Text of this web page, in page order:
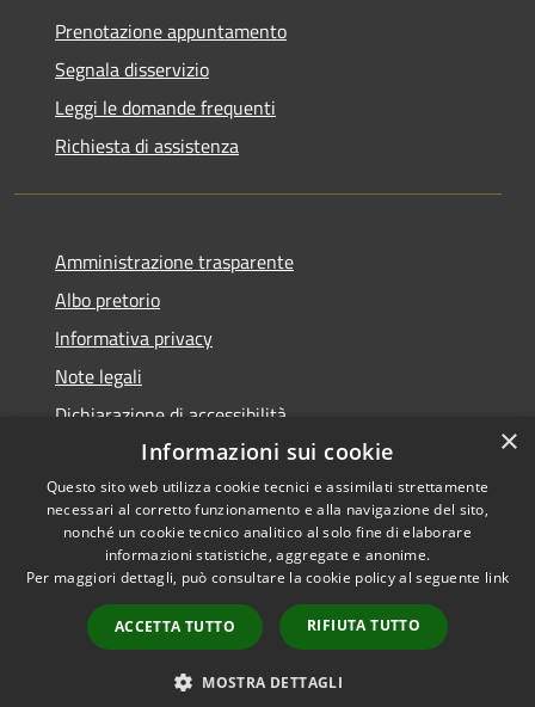
Prenotazione appuntamento
Segnala disservizio
Leggi le domande frequenti
Richiesta di assistenza
Amministrazione trasparente
Albo pretorio
Informativa privacy
Note legali
Dichiarazione di accessibilità
Accessibilità
Privacy
Mappa del sito
Feedback accessibilità
Copyright © 2026 • Comune di
Visco • Powered by
Municipium
Accesso
redazione
×
Informazioni sui cookie
Questo sito web utilizza cookie tecnici e assimilati strettamente
necessari al corretto funzionamento e alla navigazione del sito,
nonché un cookie tecnico analitico al solo fine di elaborare
informazioni statistiche, aggregate e anonime.
Per maggiori dettagli, può consultare la cookie policy al seguente link
ACCETTA TUTTO RIFIUTA TUTTO
MOSTRA DETTAGLI